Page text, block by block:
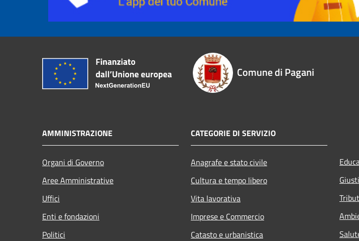
Comune di Pagani
AMMINISTRAZIONE
Organi di Governo
Aree Amministrative
Uffici
Enti e fondazioni
Politici
CATEGORIE DI SERVIZIO
Anagrafe e stato civile
Cultura e tempo libero
Vita lavorativa
Imprese e Commercio
Catasto e urbanistica